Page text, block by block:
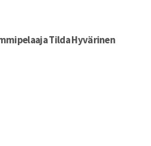
Tilda Hyvärinen